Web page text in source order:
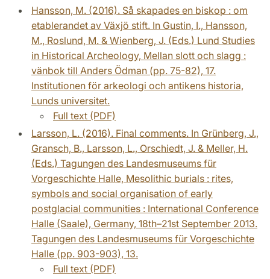
Hansson, M. (2016). Så skapades en biskop : om
etablerandet av Växjö stift. In Gustin, I., Hansson,
M., Roslund, M. & Wienberg, J. (Eds.) Lund Studies
in Historical Archeology, Mellan slott och slagg :
vänbok till Anders Ödman (pp. 75-82), 17.
Institutionen för arkeologi och antikens historia,
Lunds universitet.
Full text (PDF)
Larsson, L. (2016). Final comments. In Grünberg, J.,
Gransch, B., Larsson, L., Orschiedt, J. & Meller, H.
(Eds.) Tagungen des Landesmuseums für
Vorgeschichte Halle, Mesolithic burials : rites,
symbols and social organisation of early
postglacial communities : International Conference
Halle (Saale), Germany, 18th–21st September 2013.
Tagungen des Landesmuseums für Vorgeschichte
Halle (pp. 903-903), 13.
Full text (PDF)